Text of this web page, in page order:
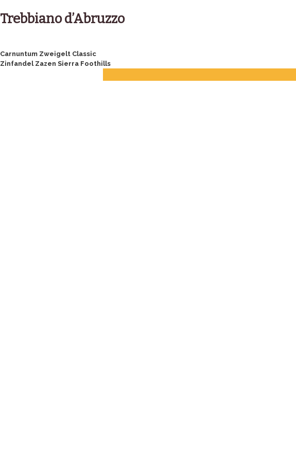
to
content
Trebbiano d’Abruzzo
Post
Carnuntum Zweigelt Classic
Zinfandel Zazen Sierra Foothills